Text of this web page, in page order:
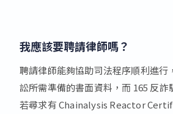
我應該要聘請律師嗎？
聘請律師能夠協助司法程序順利進行
訟所需準備的書面資料，而 165 反詐
若尋求有 Chainalysis Reactor